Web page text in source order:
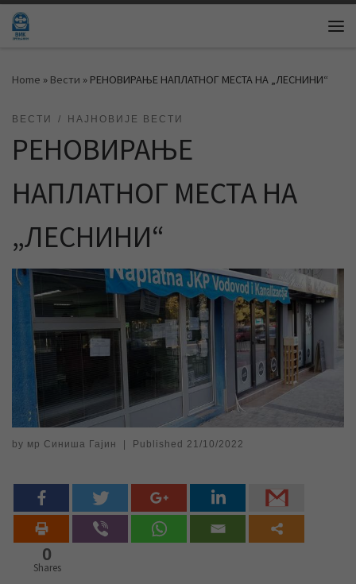
Skip to content
Home » Вести » РЕНОВИРАЊЕ НАПЛАТНОГ МЕСТА НА „ЛЕСНИНИ“
ВЕСТИ НАЈНОВИЈЕ ВЕСТИ
РЕНОВИРАЊЕ
НАПЛАТНОГ МЕСТА НА
„ЛЕСНИНИ“
by мр Синиша Гајин Published 21/10/2022
0
Shares